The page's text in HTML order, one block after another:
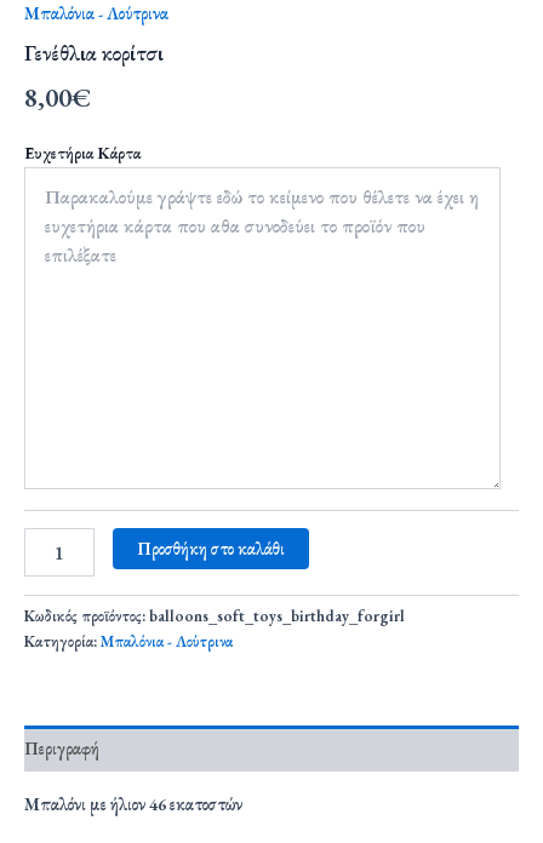
Μπαλόνια - Λούτρινα
Γενέθλια κορίτσι
8,00€
Ευχετήρια Κάρτα
Προσθήκη στο καλάθι
Κωδικός προϊόντος:balloons_soft_toys_birthday_forgirl
Κατηγορία:Μπαλόνια - Λούτρινα
Περιγραφή
Μπαλόνι με ήλιον 46 εκατοστών